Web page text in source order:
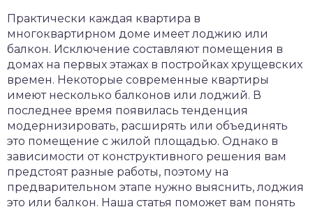
Практически каждая квартира в
многоквартирном доме имеет лоджию или
балкон. Исключение составляют помещения в
домах на первых этажах в постройках хрущевских
времен. Некоторые современные квартиры
имеют несколько балконов или лоджий. В
последнее время появилась тенденция
модернизировать, расширять или объединять
это помещение с жилой площадью. Однако в
зависимости от конструктивного решения вам
предстоят разные работы, поэтому на
предварительном этапе нужно выяснить, лоджия
это или балкон. Наша статья поможет вам понять
и уход